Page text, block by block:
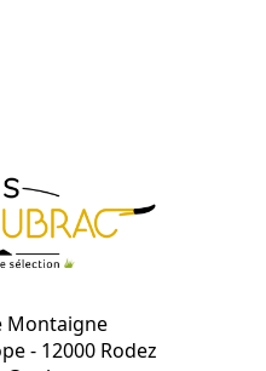
Montaigne
- 12000 Rodez